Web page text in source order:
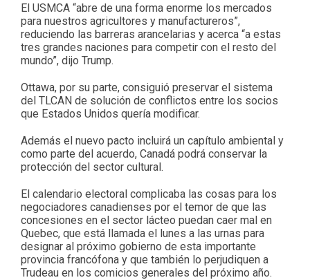
El USMCA “abre de una forma enorme los mercados
para nuestros agricultores y manufactureros”,
reduciendo las barreras arancelarias y acerca “a estas
tres grandes naciones para competir con el resto del
mundo”, dijo Trump.
Ottawa, por su parte, consiguió preservar el sistema
del TLCAN de solución de conflictos entre los socios
que Estados Unidos quería modificar.
Además el nuevo pacto incluirá un capítulo ambiental y
como parte del acuerdo, Canadá podrá conservar la
protección del sector cultural.
El calendario electoral complicaba las cosas para los
negociadores canadienses por el temor de que las
concesiones en el sector lácteo puedan caer mal en
Quebec, que está llamada el lunes a las urnas para
designar al próximo gobierno de esta importante
provincia francófona y que también lo perjudiquen a
Trudeau en los comicios generales del próximo año.